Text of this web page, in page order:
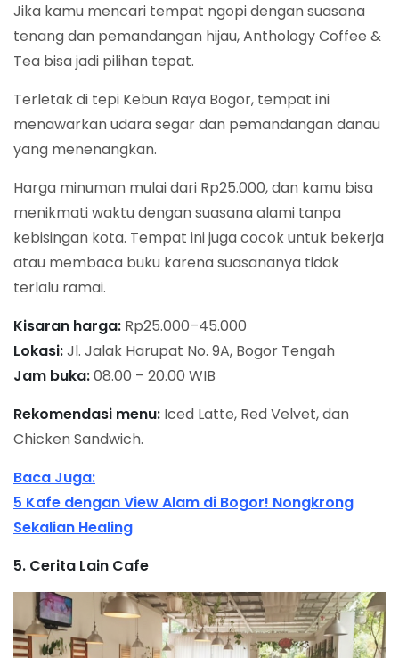
Jika kamu mencari tempat ngopi dengan suasana
tenang dan pemandangan hijau, Anthology Coffee &
Tea bisa jadi pilihan tepat.
Terletak di tepi Kebun Raya Bogor, tempat ini
menawarkan udara segar dan pemandangan danau
yang menenangkan.
Harga minuman mulai dari Rp25.000, dan kamu bisa
menikmati waktu dengan suasana alami tanpa
kebisingan kota. Tempat ini juga cocok untuk bekerja
atau membaca buku karena suasananya tidak
terlalu ramai.
Kisaran harga: Rp25.000–45.000
Lokasi:Jl. Jalak Harupat No. 9A, Bogor Tengah
Jam buka:08.00 – 20.00 WIB
Rekomendasi menu: Iced Latte, Red Velvet, dan
Chicken Sandwich.
Baca Juga:
5 Kafe dengan View Alam di Bogor! Nongkrong
Sekalian Healing
5. Cerita Lain Cafe